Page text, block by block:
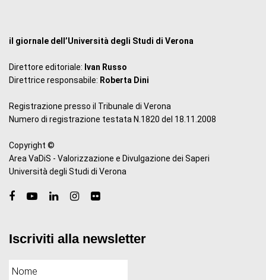
il giornale dell’Università degli Studi di Verona
Direttore editoriale: Ivan Russo
Direttrice responsabile: Roberta Dini
Registrazione presso il Tribunale di Verona
Numero di registrazione testata N.1820 del 18.11.2008
Copyright ©
Area VaDiS - Valorizzazione e Divulgazione dei Saperi
Università degli Studi di Verona
Iscriviti alla newsletter